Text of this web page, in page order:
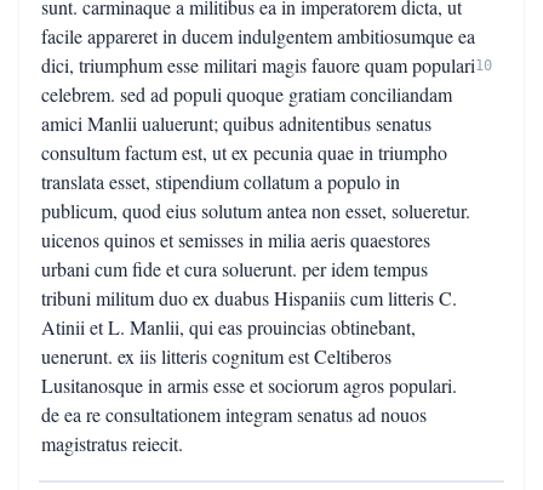
sunt. carminaque a militibus ea in imperatorem dicta, ut
facile appareret in ducem indulgentem ambitiosumque ea
dici, triumphum esse militari magis fauore quam populari
celebrem. sed ad populi quoque gratiam conciliandam
amici Manlii ualuerunt; quibus adnitentibus senatus
consultum factum est, ut ex pecunia quae in triumpho
translata esset, stipendium collatum a populo in
publicum, quod eius solutum antea non esset, solueretur.
uicenos quinos et semisses in milia aeris quaestores
urbani cum fide et cura soluerunt. per idem tempus
tribuni militum duo ex duabus Hispaniis cum litteris C.
Atinii et L. Manlii, qui eas prouincias obtinebant,
uenerunt. ex iis litteris cognitum est Celtiberos
Lusitanosque in armis esse et sociorum agros populari.
de ea re consultationem integram senatus ad nouos
magistratus reiecit.
10